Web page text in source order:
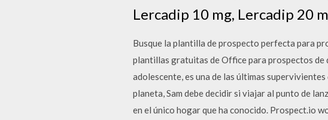
Lercadip 10 mg, Lercadip 20
Busque la plantilla de prospecto perfecta para
plantillas gratuitas de Office para prospectos de
adolescente, es una de las últimas
planeta, Sam debe decidir si viajar al punto de
en el único hogar que ha conocido. Prospect.io